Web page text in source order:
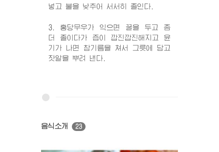
넣고 불을 낮추어 서서히 졸인다.
3. 홍당무우가 익으면 꿀을 두고 좀
더 졸이다가 즙이 깝진깝진해지고 윤
기가 나면 참기름을 쳐서 그릇에 담고
잣알을 뿌려 낸다.
음식소개 23